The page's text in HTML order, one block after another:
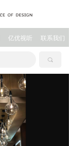
亿优视听 联系我们
끠